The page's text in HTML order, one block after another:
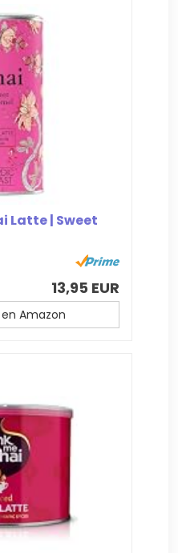
Latte | Sweet
13,95 EUR
Amazon